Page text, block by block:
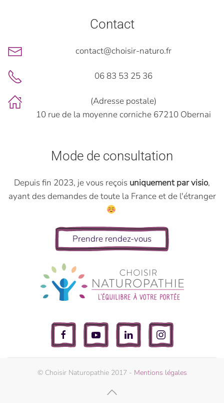
Contact
contact@choisir-naturo.fr
06 83 53 25 36
(Adresse postale)
10 rue de la moyenne corniche 67210 Obernai
Mode de consultation
Depuis fin 2023, je vous reçois uniquement par visio,
ayant des demandes de toute la France et de l'étranger
Prendre rendez-vous
© Choisir Naturopathie 2017 - Mentions légales